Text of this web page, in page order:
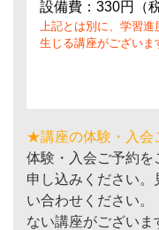
設備費：330円（
上記とは別に、学習
生じる講座がございま
★講座の体験・入会
体験・入会ご予約を
申し込みください。
い合わせください
ない講座がございま